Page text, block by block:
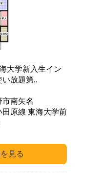
大学新入生イン
い放題第..
市南矢名
田原線 東海大学前